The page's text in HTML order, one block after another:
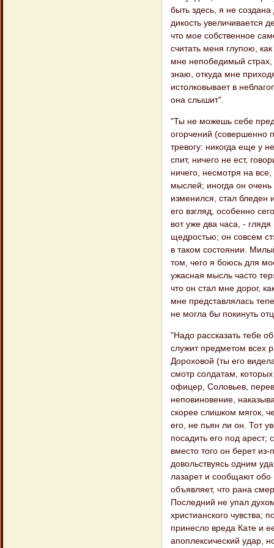
быть здесь, я не
дикость увеличивается
что мое собственное
считать меня глупою,
мне непобедимый
знаю, откуда мне
истолковывает в
она слышит".
"Ты не можешь себе
огорчений (совершенно
тревогу: никогда еще у
спит, ничего не ест,
ничего, несмотря на
мыслей; иногда он
изменился, стал бледен
его взгляд, особенно
вот уже два часа, -
щедростью; он совсем
в таком состоянии.
том, чего я боюсь для
ужасная мысль часто
что он стал мне дорог,
мне представлялась
не могла бы покинуть
"Надо рассказать тебе
служит предметом всех
Дороховой (ты его
смотр солдатам,
офицер, Соловьев,
неповиновение,
скорее слишком мягок,
его, не пьян ли он. Тот
посадить его под арест;
вместо того он берет
довольствуясь одним
лазарет и сообщают обо
объявляет, что рана
Последний не упал
христианского чувства;
принесло вреда Кате и
апоплексический удар,